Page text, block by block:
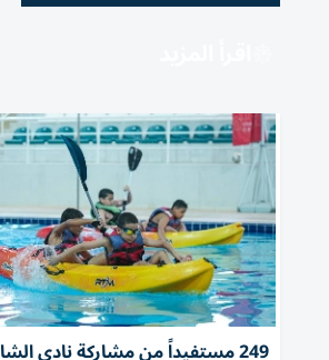
249 مستفيداً من مشاركة نادي